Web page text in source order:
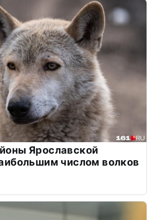
Ярославской
числом волков